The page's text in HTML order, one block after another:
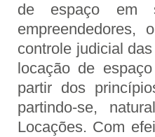
de espaço em
empreendedores,
controle judicial
locação de
partir dos
partindo-se,
Locações. Com